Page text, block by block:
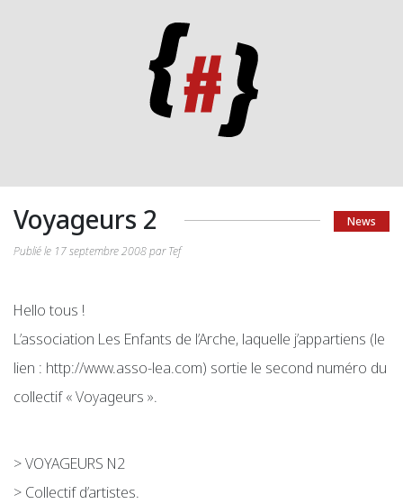
Voyageurs 2
News
Publié le 17 septembre 2008 par Tef
Hello tous !
L’association Les Enfants de l’Arche, laquelle j’appartiens (le
lien : http://www.asso-lea.com) sortie le second numéro du
collectif « Voyageurs ».
> VOYAGEURS N2
> Collectif d’artistes.